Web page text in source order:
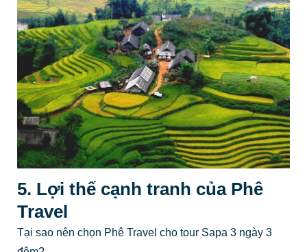
5. Lợi thế cạnh tranh của Phê
Travel
Tại sao nên chọn Phê Travel cho tour Sapa 3 ngày 3